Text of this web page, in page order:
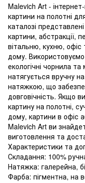
Malevich Art -
картини на полотні
каталозі
картини, абстракції,
вітальню, кухню, офіс
дому.
екологічні чорнила
натягується вручну
натяжкою, що
довговічність. Якщо
картину на полотні,
дому, картини в офіс
Malevich Art ви
виготовлення та
Характеристики та
Складання: 100%
Натяжка: галерейна,
Фарба: пігментна, на